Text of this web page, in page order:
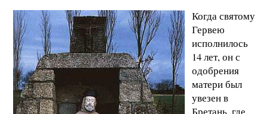
Когда святому
Гервею
исполнилось
14 лет, он с
одобрения
матери был
увезен в